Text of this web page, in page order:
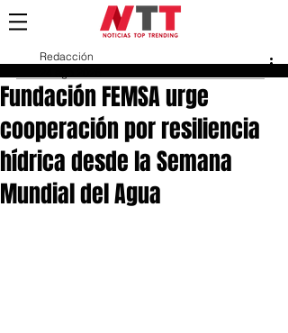
Fundación FEMSA urge
cooperación por resiliencia
hídrica desde la Semana
Mundial del Agua
Redacción